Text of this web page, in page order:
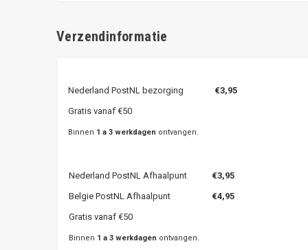
Verzendinformatie
Nederland PostNL bezorging €3,95
Gratis vanaf €50
Binnen 1 a 3 werkdagen ontvangen.
Nederland PostNL Afhaalpunt €3,95
Belgie PostNL Afhaalpunt
€4,95
Gratis vanaf €50
Binnen 1 a 3 werkdagen ontvangen.